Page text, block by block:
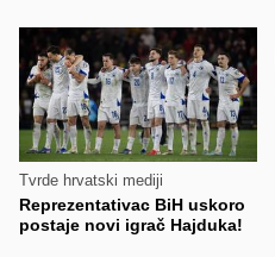
Tvrde hrvatski mediji
Reprezentativac BiH uskoro
postaje novi igrač Hajduka!